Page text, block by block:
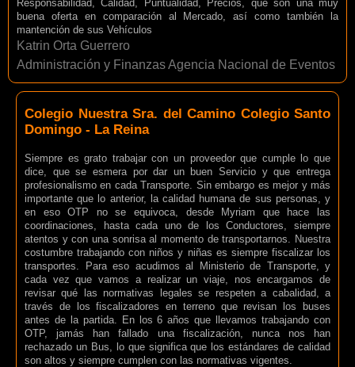
Responsabilidad, Calidad, Puntualidad, Precios, que son una muy
buena oferta en comparación al Mercado, así como también la
mantención de sus Vehículos
Katrin Orta Guerrero
Administración y Finanzas Agencia Nacional de Eventos
Colegio Nuestra Sra. del Camino Colegio Santo
Domingo - La Reina
Siempre es grato trabajar con un proveedor que cumple lo que
dice, que se esmera por dar un buen Servicio y que entrega
profesionalismo en cada Transporte. Sin embargo es mejor y más
importante que lo anterior, la calidad humana de sus personas, y
en eso OTP no se equivoca, desde Myriam que hace las
coordinaciones, hasta cada uno de los Conductores, siempre
atentos y con una sonrisa al momento de transportarnos. Nuestra
costumbre trabajando con niños y niñas es siempre fiscalizar los
transportes. Para eso acudimos al Ministerio de Transporte, y
cada vez que vamos a realizar un viaje, nos encargamos de
revisar qué las normativas legales se respeten a cabalidad, a
través de los fiscalizadores en terreno que revisan los buses
antes de la partida. En los 6 años que llevamos trabajando con
OTP, jamás han fallado una fiscalización, nunca nos han
rechazado un Bus, lo que significa que los estándares de calidad
son altos y siempre cumplen con las normativas vigentes.